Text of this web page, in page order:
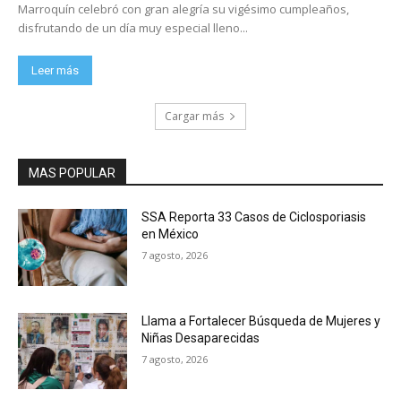
Marroquín celebró con gran alegría su vigésimo cumpleaños,
disfrutando de un día muy especial lleno...
Leer más
Cargar más
MAS POPULAR
SSA Reporta 33 Casos de Ciclosporiasis
en México
7 agosto, 2026
Llama a Fortalecer Búsqueda de Mujeres y
Niñas Desaparecidas
7 agosto, 2026